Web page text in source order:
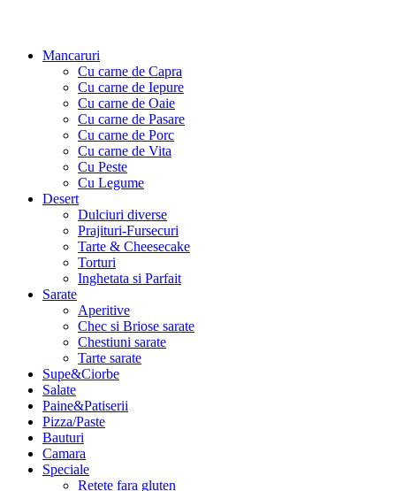
Mancaruri
Cu carne de Capra
Cu carne de Iepure
Cu carne de Oaie
Cu carne de Pasare
Cu carne de Porc
Cu carne de Vita
Cu Peste
Cu Legume
Desert
Dulciuri diverse
Prajituri-Fursecuri
Tarte & Cheesecake
Torturi
Inghetata si Parfait
Sarate
Aperitive
Chec si Briose sarate
Chestiuni sarate
Tarte sarate
Supe&Ciorbe
Salate
Paine&Patiserii
Pizza/Paste
Bauturi
Camara
Speciale
Retete fara gluten